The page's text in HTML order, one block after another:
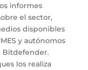
informes
el sector,
disponibles
y autónomos
Bitdefender.
los realiza